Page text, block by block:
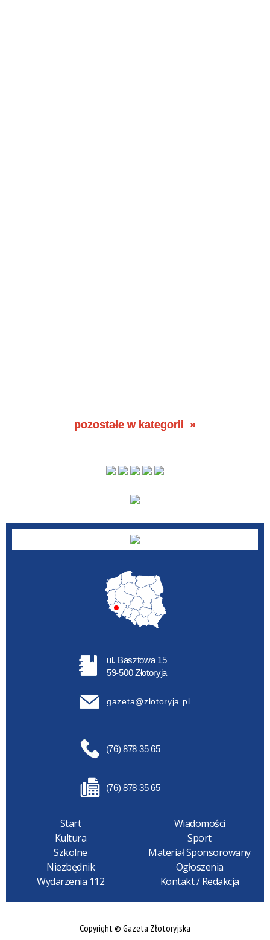
pozostałe w kategorii
ul. Basztowa 15
59-500 Złotoryja
gazeta@zlotoryja.pl
(76) 878 35 65
(76) 878 35 65
Start
Wiadomości
Kultura
Sport
Szkolne
Materiał Sponsorowany
Niezbędnik
Ogłoszenia
Wydarzenia 112
Kontakt / Redakcja
Copyright © Gazeta Złotoryjska